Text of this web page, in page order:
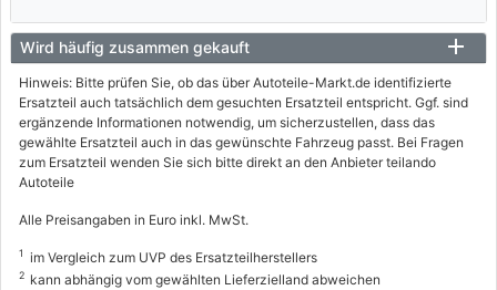
Wird häufig zusammen gekauft
Hinweis: Bitte prüfen Sie, ob das über Autoteile-Markt.de identifizierte
Ersatzteil auch tatsächlich dem gesuchten Ersatzteil entspricht. Ggf. sind
ergänzende Informationen notwendig, um sicherzustellen, dass das
gewählte Ersatzteil auch in das gewünschte Fahrzeug passt. Bei Fragen
zum Ersatzteil wenden Sie sich bitte direkt an den Anbieter teilando
Autoteile
Alle Preisangaben in Euro inkl. MwSt.
1 im Vergleich zum UVP des Ersatzteilherstellers
2 kann abhängig vom gewählten Lieferzielland abweichen